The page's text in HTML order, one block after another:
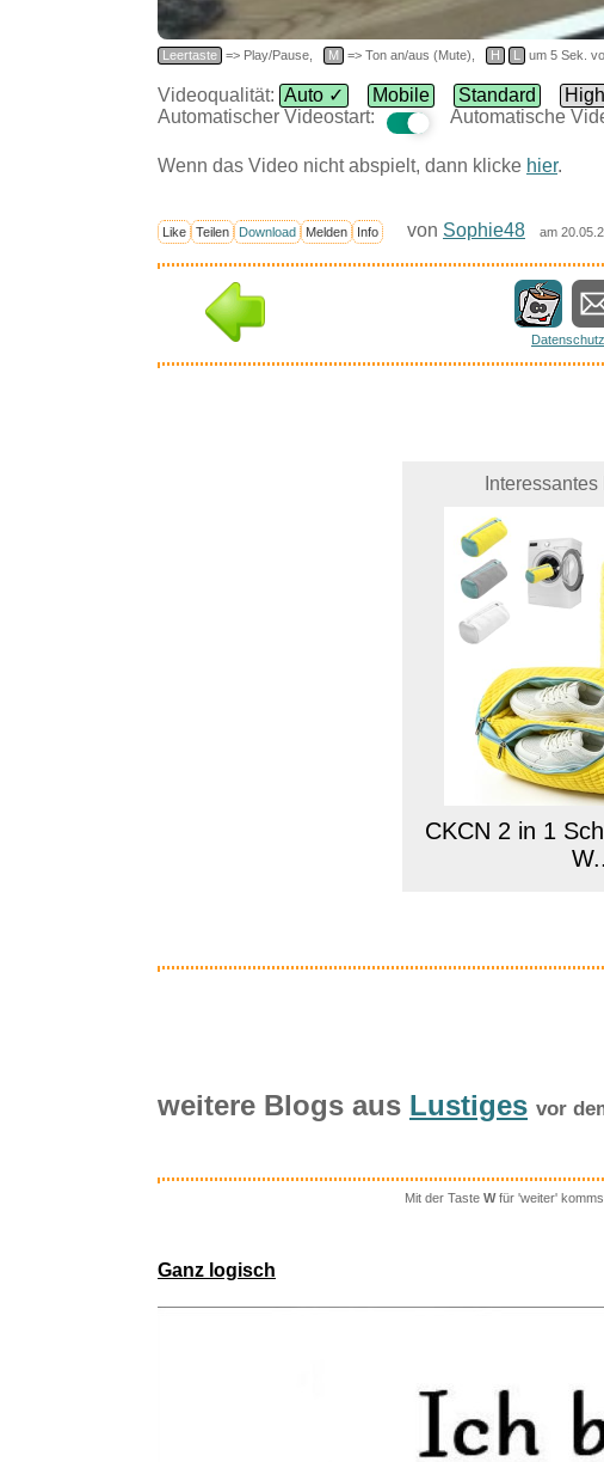
Leertaste => Play/Pause, M => Ton an/aus (Mute), H L um 5 Sek.
Videoqualität: Auto ✓ Mobile Standard
Automatischer Videostart:
Automatische
Wenn das Video nicht abspielt, dann klicke hier.
Like Teilen Download Melden Info von Sophie48 am
CKCN 2 in 1
weitere Blogs aus Lustiges vor
Mit der Taste Wfür 'weiter'
Ganz logisch